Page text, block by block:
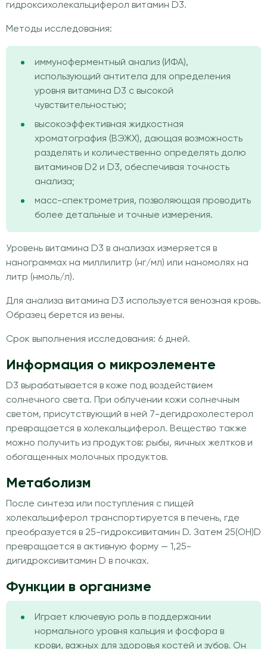
гидроксихолекальциферол витамин D3.
Методы исследования:
иммуноферментный анализ (ИФА),
использующий антитела для определения
уровня витамина D3 с высокой
чувствительностью;
высокоэффективная жидкостная
хроматография (ВЭЖХ), дающая возможность
разделять и количественно определять долю
витаминов D2 и D3, обеспечивая точность
анализа;
масс-спектрометрия, позволяющая проводить
более детальные и точные измерения.
Уровень витамина D3 в анализах измеряется в
нанограммах на миллилитр (нг/мл) или наномолях на
литр (нмоль/л).
Для анализа витамина D3 используется венозная кровь.
Образец берется из вены.
Срок выполнения исследования: 6 дней.
Информация о микроэлементе
D3 вырабатывается в коже под воздействием
солнечного света. При облучении кожи солнечным
светом, присутствующий в ней 7-дегидрохолестерол
превращается в холекальциферол. Вещество также
можно получить из продуктов: рыбы, яичных желтков и
обогащенных молочных продуктов.
Метаболизм
После синтеза или поступления с пищей
холекальциферол транспортируется в печень, где
преобразуется в 25-гидроксивитамин D. Затем 25(OH)D
превращается в активную форму — 1,25-
дигидроксивитамин D в почках.
Функции в организме
Играет ключевую роль в поддержании
нормального уровня кальция и фосфора в
крови, важных для здоровья костей и зубов. Он